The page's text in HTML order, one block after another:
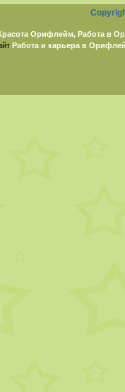
Орифлейм, Работа в
Работа и карьера в